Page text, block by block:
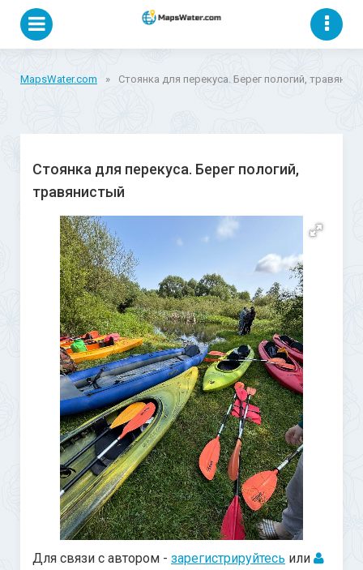
MapsWater.com » Стоянка для перекуса. Берег пологий,
Стоянка для перекуса. Берег пологий,
травянистый
Для связи с автором - зарегистрируйтесь или